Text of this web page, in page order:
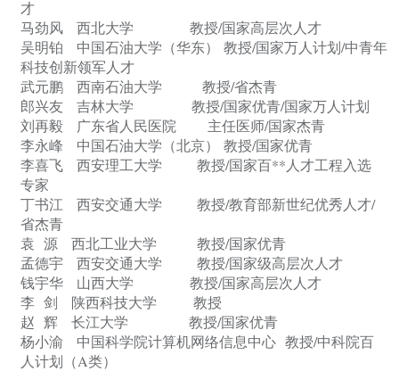
才
马劲风
西北大学 教授/国家高层次人才
吴明铂
中国石油大学（华东） 教授/国家万人计划/中青年
科技创新领军人才
武元鹏
西南石油大学 教授/省杰青
郎兴友
吉林大学 教授/国家优青/国家万人计划
刘再毅
广东省人民医院 主任医师/国家杰青
李永峰
中国石油大学（北京） 教授/国家优青
李喜飞
西安理工大学 教授/国家百**人才工程入选
专家
丁书江
西安交通大学 教授/教育部新世纪优秀人才/
省杰青
袁 源 西北工业大学 教授/国家优青
孟德宇
西安交通大学 教授/国家级高层次人才
钱宇华
山西大学 教授/国家高层次人才
李 剑 陕西科技大学
教授
赵 辉 长江大学 教授/国家优青
杨小渝
中国科学院计算机网络信息中心 教授/中科院百
人计划（A类）